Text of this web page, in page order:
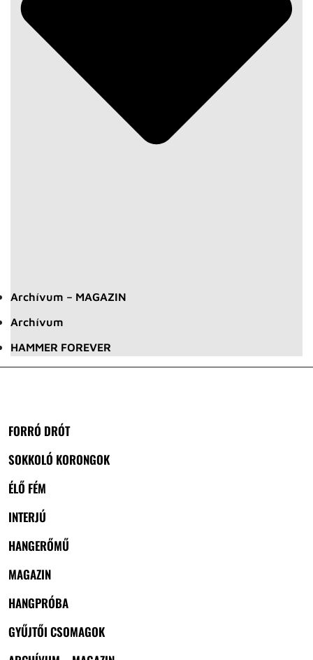
Archívum – MAGAZIN
Archívum
HAMMER FOREVER
FORRÓ DRÓT
SOKKOLÓ KORONGOK
ÉLŐ FÉM
INTERJÚ
HANGERŐMŰ
MAGAZIN
HANGPRÓBA
GYŰJTŐI CSOMAGOK